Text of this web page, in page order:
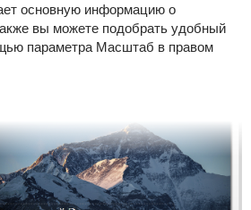
основную информацию о
вы можете подобрать удобный
параметра Масштаб в правом